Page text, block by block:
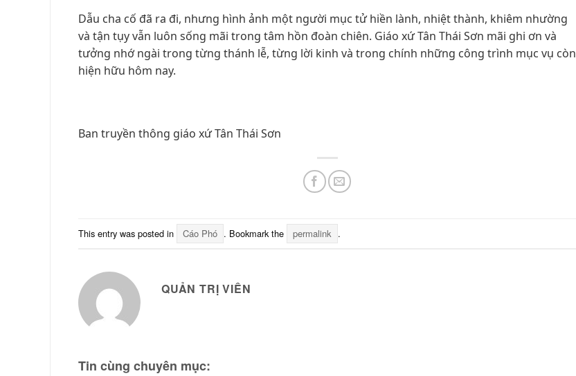
Dẫu cha cố đã ra đi, nhưng hình ảnh một người mục tử hiền lành, nhiệt thành, khiêm nhường
và tận tụy vẫn luôn sống mãi trong tâm hồn đoàn chiên. Giáo xứ Tân Thái Sơn mãi ghi ơn và
tưởng nhớ ngài trong từng thánh lễ, từng lời kinh và trong chính những công trình mục vụ còn
hiện hữu hôm nay.
Ban truyền thông giáo xứ Tân Thái Sơn
This entry was posted in Cáo Phó . Bookmark the permalink .
QUẢN TRỊ VIÊN
Tin cùng chuyên mục: